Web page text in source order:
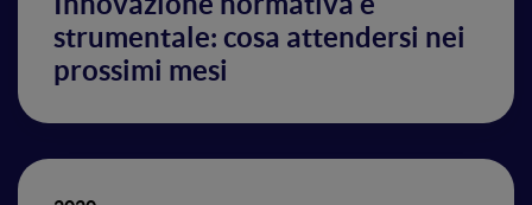
strumentale: cosa attendersi nei
prossimi mesi